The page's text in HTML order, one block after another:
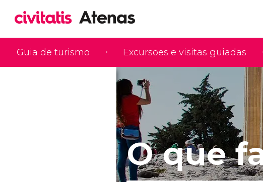
Guia de turismo Excursões e visitas guiadas
O que